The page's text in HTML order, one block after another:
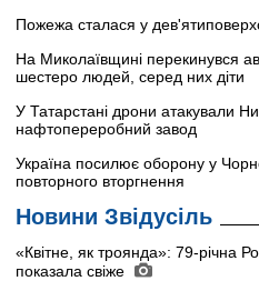
Пожежа сталася у
На Миколаївщині перекинувся
шестеро людей, серед них діти
У Татарстані дрони атакували
нафтопереробний завод
Україна посилює оборону у
повторного вторгнення
Новини Звідусіль
«Квітне, як троянда»: 79-річна
показала свіже